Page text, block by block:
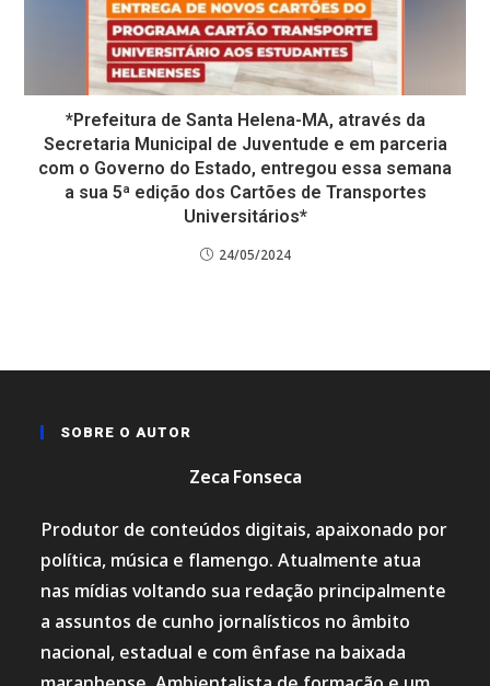
*Prefeitura de Santa Helena-MA, através da
Secretaria Municipal de Juventude e em parceria
com o Governo do Estado, entregou essa semana
a sua 5ª edição dos Cartões de Transportes
Universitários*
24/05/2024
SOBRE O AUTOR
Zeca Fonseca
Produtor de conteúdos digitais, apaixonado por
política, música e flamengo. Atualmente atua
nas mídias voltando sua redação principalmente
a assuntos de cunho jornalísticos no âmbito
nacional, estadual e com ênfase na baixada